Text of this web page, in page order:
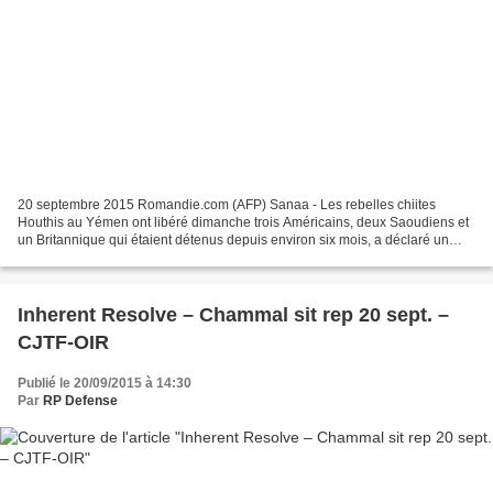
20 septembre 2015 Romandie.com (AFP) Sanaa - Les rebelles chiites
Houthis au Yémen ont libéré dimanche trois Américains, deux Saoudiens et
un Britannique qui étaient détenus depuis environ six mois, a déclaré un
Inherent Resolve – Chammal sit rep 20 sept. –
CJTF-OIR
Publié le 20/09/2015 à 14:30
Par RP Defense